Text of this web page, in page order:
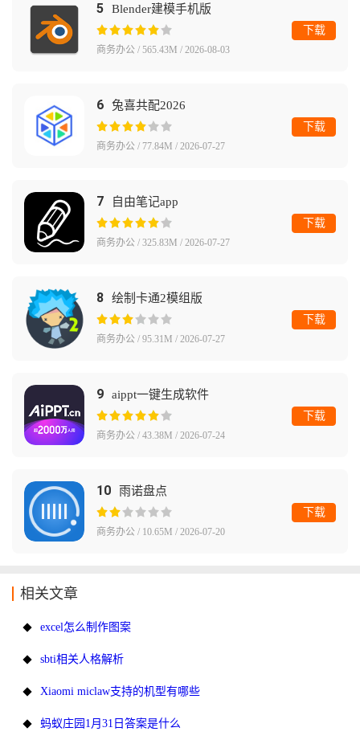
5 Blender建模手机版
商务办公 / 565.43M / 2026-08-03
下载
6 兔喜共配2026
商务办公 / 77.84M / 2026-07-27
下载
7 自由笔记app
商务办公 / 325.83M / 2026-07-27
下载
8 绘制卡通2模组版
商务办公 / 95.31M / 2026-07-27
下载
9 aippt一键生成软件
商务办公 / 43.38M / 2026-07-24
下载
10 雨诺盘点
商务办公 / 10.65M / 2026-07-20
下载
相关文章
excel怎么制作图案
sbti相关人格解析
Xiaomi miclaw支持的机型有哪些
蚂蚁庄园1月31日答案是什么